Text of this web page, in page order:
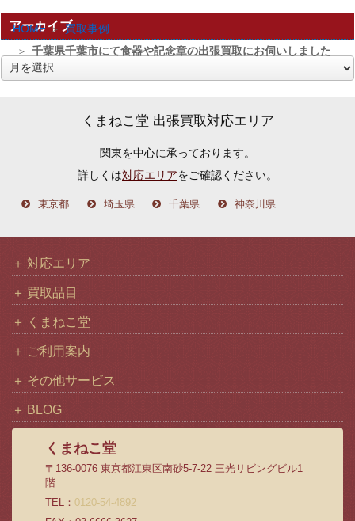
HOME
買取事例
千葉県千葉市にて食器や記念章の出張買取にお伺いしました
アーカイブ
くまねこ堂 出張買取対応エリア
関東を中心に承っております。
詳しくは対応エリアをご確認ください。
東京都 埼玉県 千葉県 神奈川県
対応エリア
買取品目
くまねこ堂
ご利用案内
その他サービス
BLOG
くまねこ堂
〒136-0076 東京都江東区南砂5-7-22 三光リビングビル1
階
TEL： 0120-54-4892